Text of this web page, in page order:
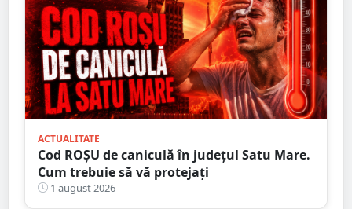
ACTUALITATE
Cod ROȘU de caniculă în județul Satu Mare.
Cum trebuie să vă protejați
1 august 2026